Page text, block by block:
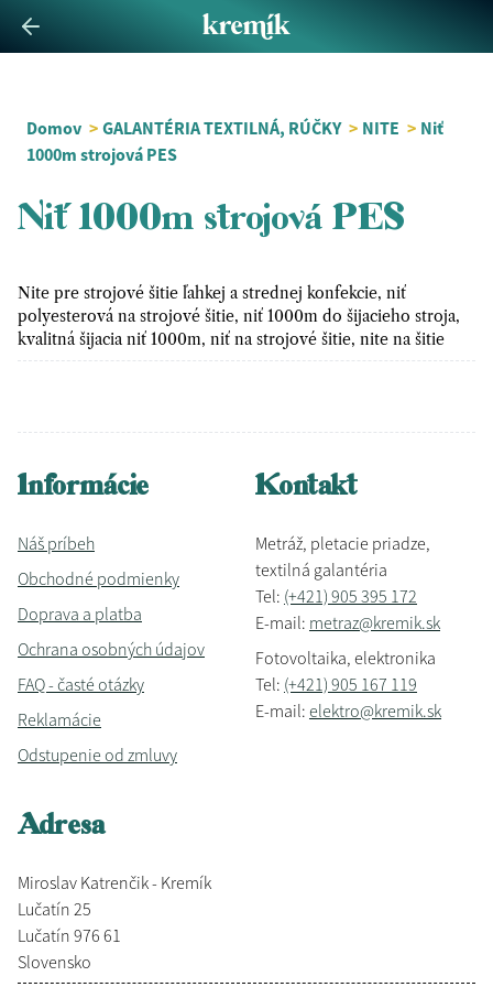
Domov > GALANTÉRIA TEXTILNÁ, RÚČKY > NITE > Niť
1000m strojová PES
Niť 1000m strojová PES
Nite pre strojové šitie ľahkej a strednej konfekcie, niť
polyesterová na strojové šitie, niť 1000m do šijacieho stroja,
kvalitná šijacia niť 1000m, niť na strojové šitie, nite na šitie
Informácie
Náš príbeh
Obchodné podmienky
Doprava a platba
Ochrana osobných údajov
FAQ - časté otázky
Reklamácie
Odstupenie od zmluvy
Kontakt
Metráž, pletacie priadze,
textilná galantéria
Tel: (+421) 905 395 172
E-mail: metraz@kremik.sk
Fotovoltaika, elektronika
Tel: (+421) 905 167 119
E-mail: elektro@kremik.sk
Adresa
Miroslav Katrenčik - Kremík
Lučatín 25
Lučatín 976 61
Slovensko